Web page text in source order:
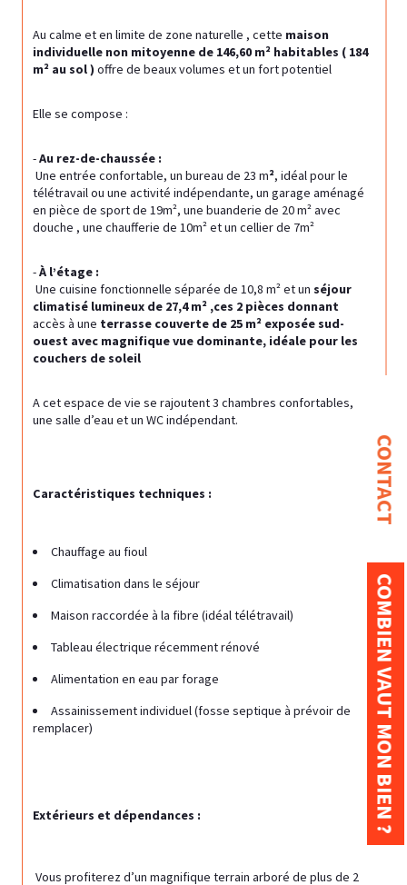
CONTACT
COMBIEN VAUT MON BIEN ?
Au calme et en limite de zone naturelle , cette maison
individuelle non mitoyenne de 146,60 m² habitables ( 184
m² au sol ) offre de beaux volumes et un fort potentiel
Elle se compose :
- Au rez-de-chaussée :
Une entrée confortable, un bureau de 23 m², idéal pour le
télétravail ou une activité indépendante, un garage aménagé
en pièce de sport de 19m², une buanderie de 20 m² avec
douche , une chaufferie de 10m² et un cellier de 7m²
- À l’étage :
Une cuisine fonctionnelle séparée de 10,8 m² et un séjour
climatisé lumineux de 27,4 m² ,ces 2 pièces donnant
accès à une terrasse couverte de 25 m² exposée sud-
ouest avec magnifique vue dominante, idéale pour les
couchers de soleil
A cet espace de vie se rajoutent 3 chambres confortables,
une salle d’eau et un WC indépendant.
Caractéristiques techniques :
Chauffage au fioul
Climatisation dans le séjour
Maison raccordée à la fibre (idéal télétravail)
Tableau électrique récemment rénové
Alimentation en eau par forage
Assainissement individuel (fosse septique à prévoir de
remplacer)
Extérieurs et dépendances :